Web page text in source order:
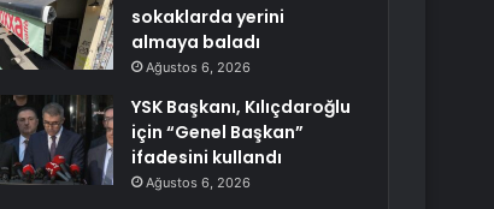
sokaklarda yerini
almaya baladı
Ağustos 6, 2026
YSK Başkanı, Kılıçdaroğlu
için “Genel Başkan”
ifadesini kullandı
Ağustos 6, 2026